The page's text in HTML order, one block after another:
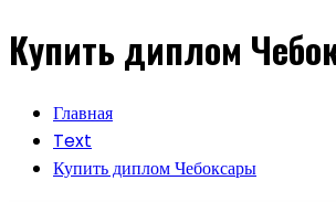
Купить диплом
Главная
Text
Купить диплом Чебоксары